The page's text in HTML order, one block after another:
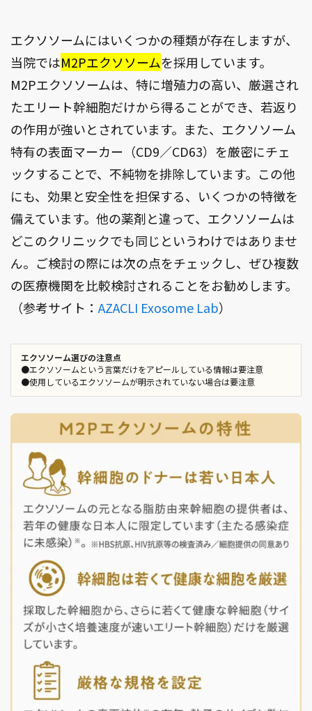
エクソソームにはいくつかの種類が存在しますが、
当院ではM2Pエクソソームを採用しています。
M2Pエクソソームは、特に増殖力の高い、厳選され
たエリート幹細胞だけから得ることができ、若返り
の作用が強いとされています。また、エクソソーム
特有の表面マーカー（CD9／CD63）を厳密にチェ
ックすることで、不純物を排除しています。この他
にも、効果と安全性を担保する、いくつかの特徴を
備えています。他の薬剤と違って、エクソソームは
どこのクリニックでも同じというわけではありませ
ん。ご検討の際には次の点をチェックし、ぜひ複数
の医療機関を比較検討されることをお勧めします。
（参考サイト：AZACLI Exosome Lab）
エクソソーム選びの注意点
●エクソソームという言葉だけをアピールしている情報は要注意
●使用しているエクソソームが明示されていない場合は要注意